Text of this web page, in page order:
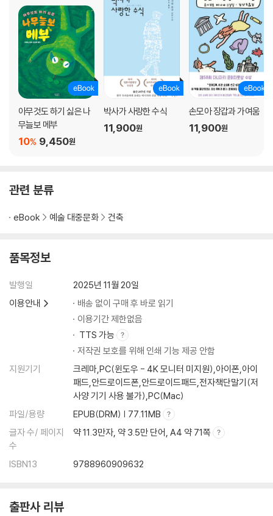
아무것도 하기 싫은 나
무늘보 메부
9,450원
10%
박사가 사랑한 수식
11,900원
손모아 장갑과 가여움
11,900원
관련 분류
eBook 예술 대중문화 건축
품목정보
발행일
2025년 11월 20일
이용안내
배송 없이 구매 후 바로 읽기
이용기간 제한없음
TTS 가능
저작권 보호를 위해 인쇄 기능 제공 안함
지원기기
크레마,PC(윈도우 - 4K 모니터 미지원),아이폰,아이
패드,안드로이드폰,안드로이드패드,전자책단말기(저
사양 기기 사용 불가),PC(Mac)
파일/용량
EPUB(DRM) | 77.11MB
글자 수/ 페이지
수
약 11.3만자, 약 3.5만 단어, A4 약 71쪽
ISBN13 9788960909632
출판사 리뷰